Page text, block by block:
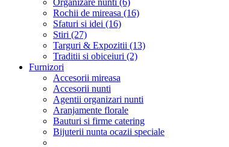
Rochii de mireasa (16)
Sfaturi si idei (16)
Stiri (27)
Targuri & Expozitii (13)
Traditii si obiceiuri (2)
Furnizori
Accesorii mireasa
Accesorii nunti
Agentii organizari nunti
Aranjamente florale
Bauturi si firme catering
Bijuterii nunta ocazii speciale